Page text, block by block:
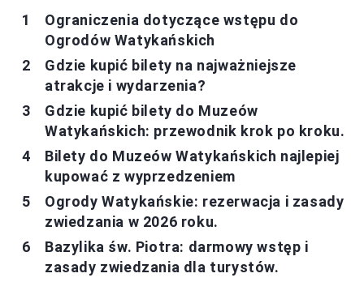
Ograniczenia dotyczące wstępu do
Ogrodów Watykańskich
Gdzie kupić bilety na najważniejsze
atrakcje i wydarzenia?
Gdzie kupić bilety do Muzeów
Watykańskich: przewodnik krok po kroku.
Bilety do Muzeów Watykańskich najlepiej
kupować z wyprzedzeniem
Ogrody Watykańskie: rezerwacja i zasady
zwiedzania w 2026 roku.
Bazylika św. Piotra: darmowy wstęp i
zasady zwiedzania dla turystów.